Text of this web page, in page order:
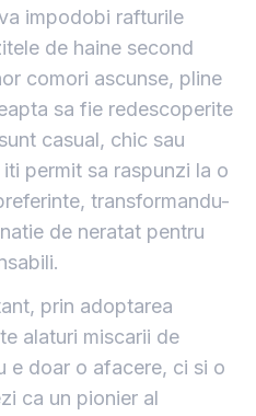
impodobi rafturile
de haine second
comori ascunse, pline
sa fie redescoperite
casual, chic sau
permit sa raspunzi la o
transformandu-
de neratat pentru
prin adoptarea
alaturi miscarii de
e doar o afacere, ci si o
ca un pionier al